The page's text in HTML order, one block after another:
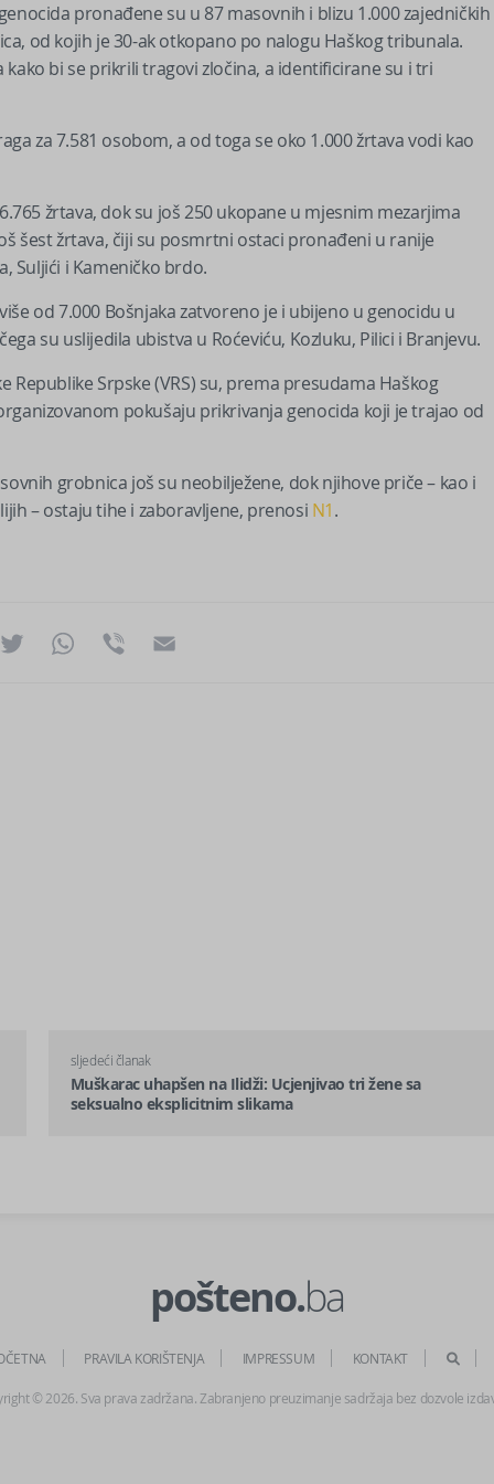
pronađene su u 87 masovnih i blizu 1.000 zajedničkih
od kojih je 30-ak otkopano po nalogu Haškog tribunala.
bi se prikrili tragovi zločina, a identificirane su i tri
za 7.581 osobom, a od toga se oko 1.000 žrtava vodi kao
žrtava, dok su još 250 ukopane u mjesnim mezarjima
šest žrtava, čiji su posmrtni ostaci pronađeni u ranije
Suljići i Kameničko brdo.
od 7.000 Bošnjaka zatvoreno je i ubijeno u genocidu u
su uslijedila ubistva u Roćeviću, Kozluku, Pilici i Branjevu.
Srpske (VRS) su, prema presudama Haškog
pokušaju prikrivanja genocida koji je trajao od
grobnica još su neobilježene, dok njihove priče – kao i
– ostaju tihe i zaboravljene, prenosi N1.
Messenger
Twitter WhatsApp
Viber
sljedeći članak
Muškarac uhapšen na Ilidži: Ucjenjivao tri žene sa
seksualno eksplicitnim slikama
pošteno.ba
PRAVILA KORIŠTENJA IMPRESSUM KONTAKT
© 2026. Sva prava zadržana. Zabranjeno preuzimanje sadržaja bez dozvole